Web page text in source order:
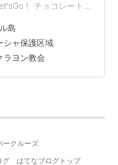
！ チョコレートマ
打ち際でのディナ
ール島での観光といえ
トマウンテン！ チョ
ると言われているの
島
シャ保護区域
ラヨン教会
ークルーズ
グ はてなブログトップ